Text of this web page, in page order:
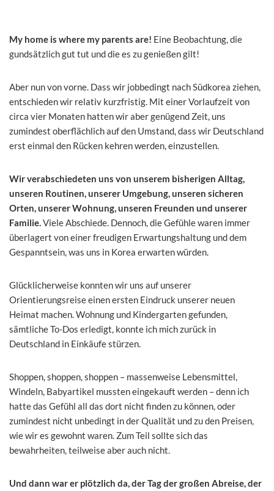
My home is where my parents are! Eine Beobachtung, die
gundsätzlich gut tut und die es zu genießen gilt!
Aber nun von vorne. Dass wir jobbedingt nach Südkorea ziehen,
entschieden wir relativ kurzfristig. Mit einer Vorlaufzeit von
circa vier Monaten hatten wir aber genügend Zeit, uns
zumindest oberflächlich auf den Umstand, dass wir Deutschland
erst einmal den Rücken kehren werden, einzustellen.
Wir verabschiedeten uns von unserem bisherigen Alltag,
unseren Routinen, unserer Umgebung, unseren sicheren
Orten, unserer Wohnung, unseren Freunden und unserer
Familie.Viele Abschiede. Dennoch, die Gefühle waren immer
überlagert von einer freudigen Erwartungshaltung und dem
Gespanntsein, was uns in Korea erwarten würden.
Glücklicherweise konnten wir uns auf unserer
Orientierungsreise einen ersten Eindruck unserer neuen
Heimat machen. Wohnung und Kindergarten gefunden,
sämtliche To-Dos erledigt, konnte ich mich zurück in
Deutschland in Einkäufe stürzen.
Shoppen, shoppen, shoppen – massenweise Lebensmittel,
Windeln, Babyartikel mussten eingekauft werden – denn ich
hatte das Gefühl all das dort nicht finden zu können, oder
zumindest nicht unbedingt in der Qualität und zu den Preisen,
wie wir es gewohnt waren. Zum Teil sollte sich das
bewahrheiten, teilweise aber auch nicht.
Und dann war er plötzlich da, der Tag der großen Abreise, der